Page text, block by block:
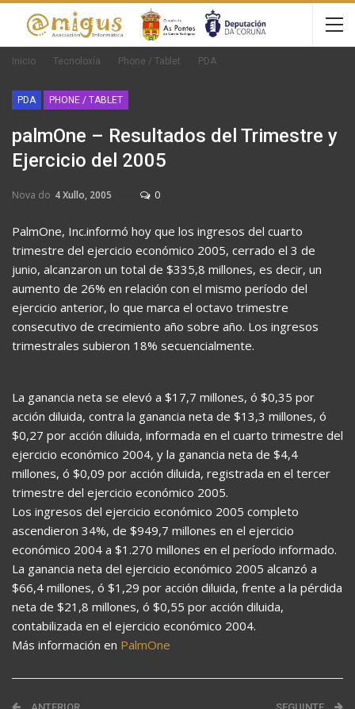
Inicio Tecnoloxía Phone / Tablet PDA
PDA PHONE / TABLET
palmOne – Resultados del Trimestre y
Ejercicio del 2005
Nova do 4 Xullo, 2005 0
PalmOne, Inc.informó hoy que los ingresos del cuarto
trimestre del ejercicio económico 2005, cerrado el 3 de
junio, alcanzaron un total de $335,8 millones, es decir, un
aumento de 26% en relación con el mismo período del
ejercicio anterior, lo que marca el octavo trimestre
consecutivo de crecimiento año sobre año. Los ingresos
trimestrales subieron 18% secuencialmente.
La ganancia neta se elevó a $17,7 millones, ó $0,35 por
acción diluida, contra la ganancia neta de $13,3 millones, ó
$0,27 por acción diluida, informada en el cuarto trimestre del
ejercicio económico 2004, y la ganancia neta de $4,4
millones, ó $0,09 por acción diluida, registrada en el tercer
trimestre del ejercicio económico 2005.
Los ingresos del ejercicio económico 2005 completo
ascendieron 34%, de $949,7 millones en el ejercicio
económico 2004 a $1.270 millones en el período informado.
La ganancia neta del ejercicio económico 2005 alcanzó a
$66,4 millones, ó $1,29 por acción diluida, frente a la pérdida
neta de $21,8 millones, ó $0,55 por acción diluida,
contabilizada en el ejercicio económico 2004.
Más información en PalmOne